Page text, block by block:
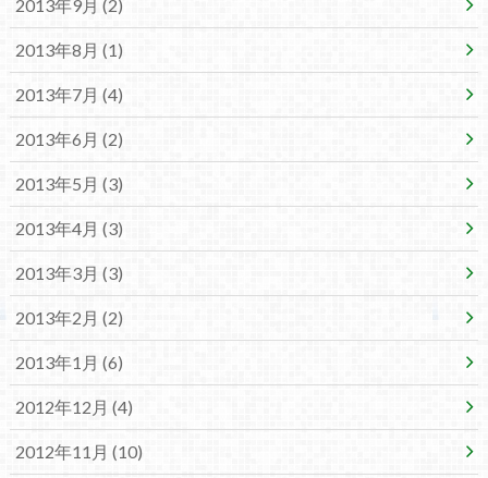
2013年9月 (2)
2013年8月 (1)
2013年7月 (4)
2013年6月 (2)
2013年5月 (3)
2013年4月 (3)
2013年3月 (3)
2013年2月 (2)
2013年1月 (6)
2012年12月 (4)
2012年11月 (10)